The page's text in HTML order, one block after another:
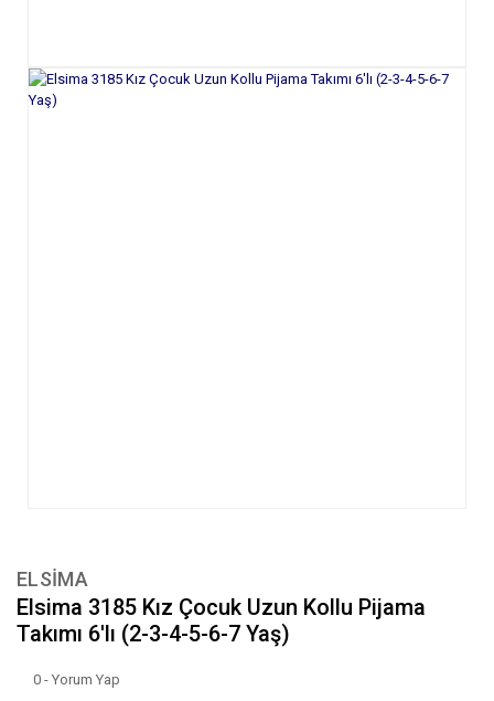
ELSİMA
Elsima 3185 Kız Çocuk Uzun Kollu Pijama
Takımı 6'lı (2-3-4-5-6-7 Yaş)
0 - Yorum Yap